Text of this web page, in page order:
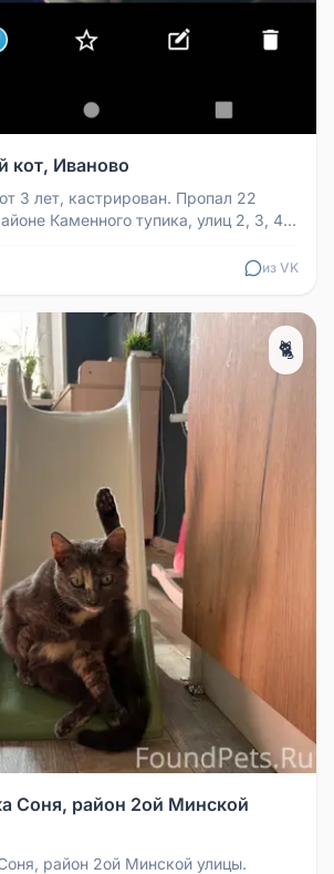
кот, Иваново
3 лет, кастрирован. Пропал 22
Каменного тупика, улиц 2, 3, 4,
из VK
🐈
Соня, район 2ой Минской
район 2ой Минской улицы.